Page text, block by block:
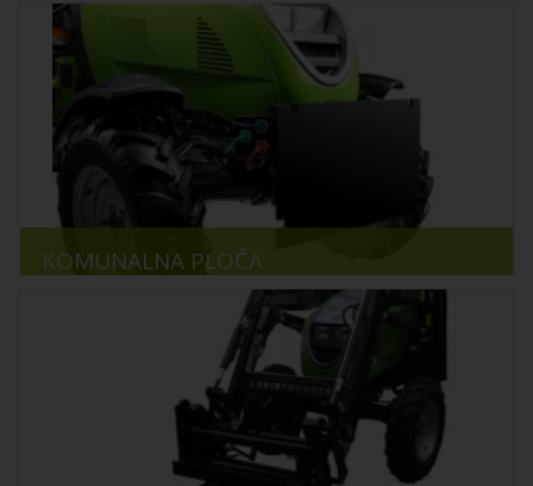
KOMUNALNA PLOČA